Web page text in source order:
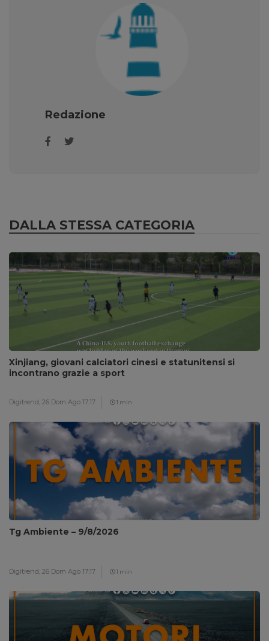
Redazione
DALLA STESSA CATEGORIA
Xinjiang, giovani calciatori cinesi e statunitensi si
incontrano grazie a sport
Digitrend, 26 Dom Ago 17:17 1 min
Tg Ambiente – 9/8/2026
Digitrend, 26 Dom Ago 17:17 1 min